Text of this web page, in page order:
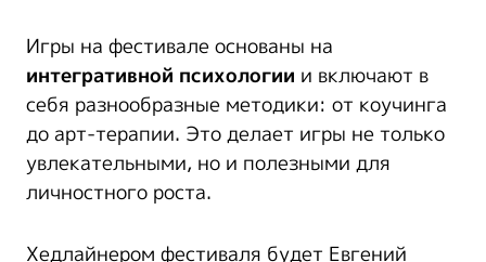
Игры на фестивале основаны на
интегративной психологии и включают в
себя разнообразные методики: от коучинга
до арт-терапии. Это делает игры не только
увлекательными, но и полезными для
личностного роста.
Хедлайнером фестиваля будет Евгений